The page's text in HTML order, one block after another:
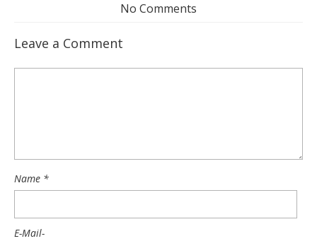
No Comments
Leave a Comment
Name *
E-Mail-